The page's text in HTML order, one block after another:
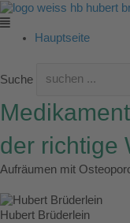
Zum
Inhalt
springen
Main
Menu
Hauptseite
Suche
der richtige
Aufräumen mit
Hubert Brüderlein
Main
Menu
Main
Menu
Main
Menu
Main
Menu